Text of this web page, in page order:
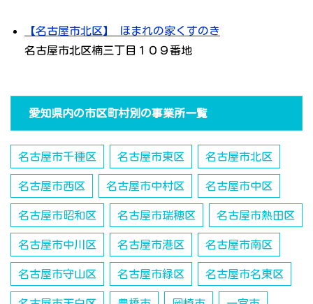
【名古屋市北区】 ほまれの家くすのき
名古屋市北区楠三丁目１０９番地
愛知県内の市区町村別の事業所一覧
名古屋市千種区 名古屋市東区 名古屋市北区
名古屋市西区 名古屋市中村区 名古屋市中区
名古屋市昭和区 名古屋市瑞穂区 名古屋市熱田区
名古屋市中川区 名古屋市港区 名古屋市南区
名古屋市守山区 名古屋市緑区 名古屋市名東区